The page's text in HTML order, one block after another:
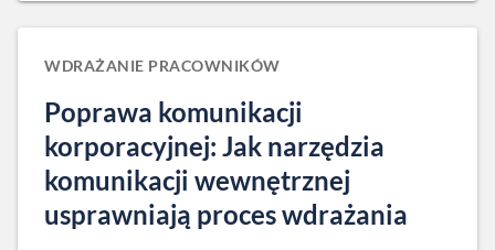
WDRAŻANIE PRACOWNIKÓW
Poprawa komunikacji
korporacyjnej: Jak narzędzia
komunikacji wewnętrznej
usprawniają proces wdrażania